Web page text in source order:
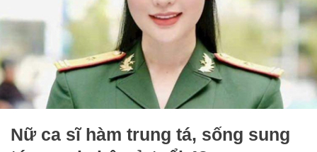
Nữ ca sĩ hàm trung tá, sống sung